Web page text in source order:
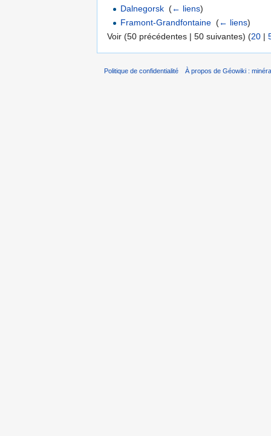
Dalnegorsk ‎(← liens)
Framont-Grandfontaine ‎(← liens)
Voir (50 précédentes | 50 suivantes) (20 |
Politique de confidentialité À propos de Géowiki :